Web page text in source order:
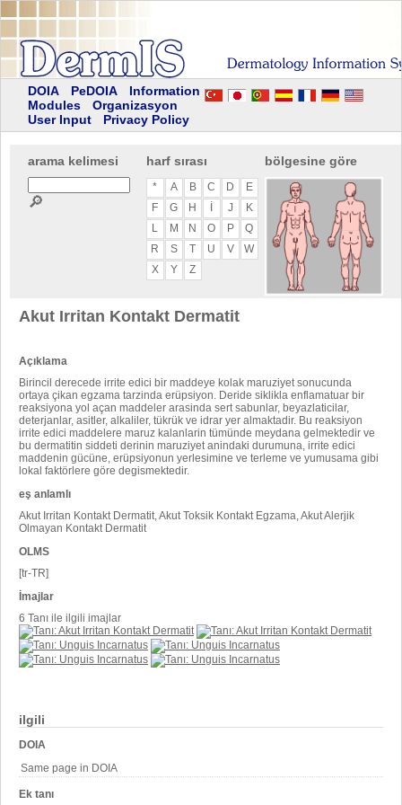
DOIA PeDOIA
Information
Modules
Organizasyon
User Input
Privacy Policy
arama kelimesi
🔎
harf sırası
* A B C D
E
F
G H J
K
L
M N O P
Q
R
S T U V
W
X
Y Z
bölgesine göre
ilgili
DOIA
Same page in DOIA
Ek tanı
Akut Irritan Kontakt Dermatit
Açıklama
Birincil derecede irrite edici bir maddeye kolak maruziyet sonucunda
ortaya çikan egzama tarzinda erüpsiyon. Deride siklikla enflamatuar bir
reaksiyona yol açan maddeler arasinda sert sabunlar, beyazlaticilar,
deterjanlar, asitler, alkaliler, tükrük ve idrar yer almaktadir. Bu reaksiyon
irrite edici maddelere maruz kalanlarin tümünde meydana gelmektedir ve
bu dermatitin siddeti derinin maruziyet anindaki durumuna, irrite edici
maddenin gücüne, erüpsiyonun yerlesimine ve terleme ve yumusama gibi
lokal faktörlere göre degismektedir.
eş anlamlı
Akut Irritan Kontakt Dermatit, Akut Toksik Kontakt Egzama, Akut Alerjik
Olmayan Kontakt Dermatit
OLMS
[tr-TR]
İmajlar
6 Tanı ile ilgili imajlar